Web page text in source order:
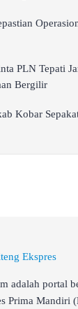
PLN Tepati
Bergilir
Kobar
adalah portal
Prima Mandiri